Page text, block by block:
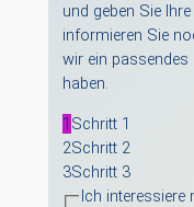
und geben Sie
informieren Sie
wir ein passendes
haben.
1 Schritt 1
2Schritt 2
3Schritt 3
Ich interessiere